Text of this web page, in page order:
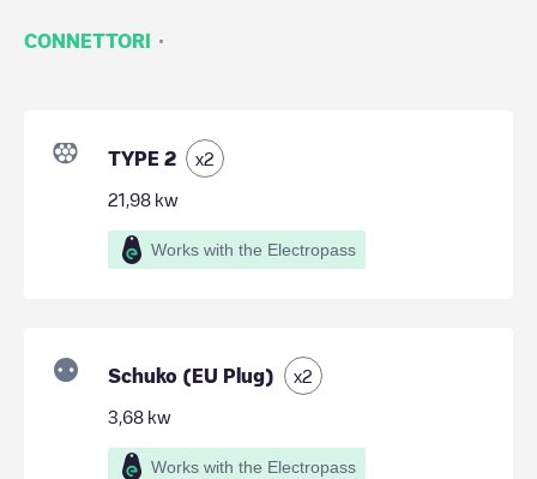
CONNETTORI ·
TYPE 2 x2
21,98 kw
Works with the Electropass
Schuko (EU Plug) x2
3,68 kw
Works with the Electropass